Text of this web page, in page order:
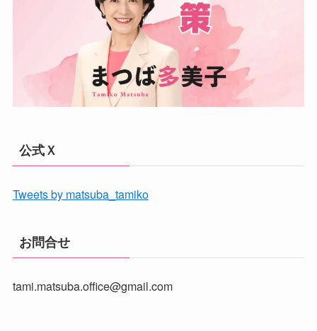
公式Ｘ
Tweets by matsuba_tamiko
お問合せ
tami.matsuba.office@gmail.com